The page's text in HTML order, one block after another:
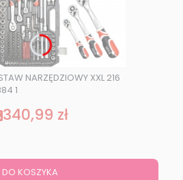
NARZĘDZIOWY XXL 216
1
Cena promocyjna
340,99 zł
DO KOSZYKA